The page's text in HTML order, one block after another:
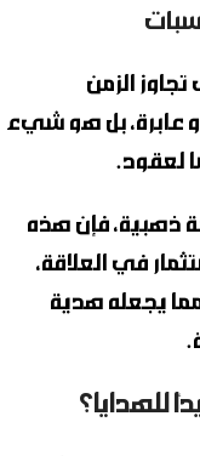
الزمن
عابرة، بل هو شيء
لعقود.
ذهبية، فإن هذه
في العلاقة،
مما يجعله هدية
للهدايا؟